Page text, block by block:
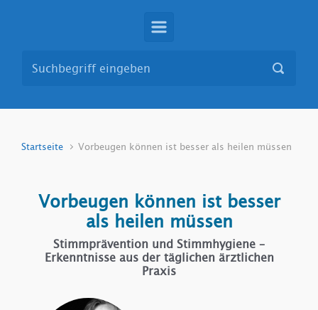
Startseite Vorbeugen können ist besser als heilen müssen
Vorbeugen können ist besser
als heilen müssen
Stimmprävention und Stimmhygiene –
Erkenntnisse aus der täglichen ärztlichen
Praxis